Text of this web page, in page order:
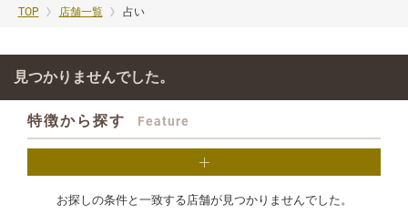
TOP 店舗一覧 占い
見つかりませんでした。
特徴から探す Feature
お探しの条件と一致する店舗が見つかりませんでした。